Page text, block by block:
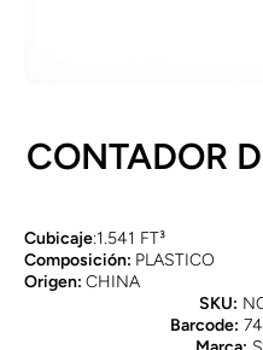
CONTADOR
Cubicaje:1.541 FT³
Composición: PLASTICO
Origen: CHINA
SKU:
Barcode: